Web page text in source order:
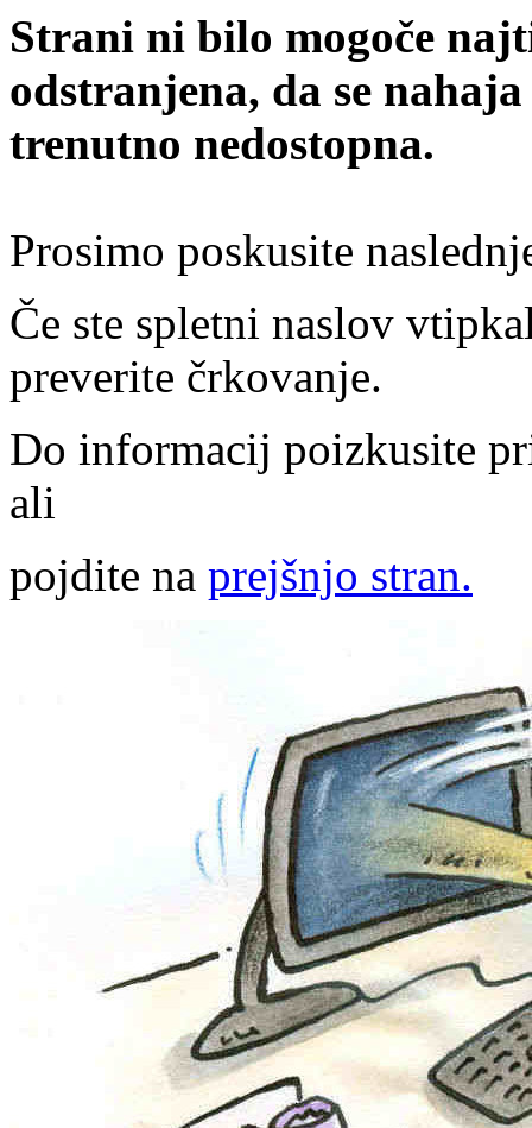
Strani ni bilo mogoče
odstranjena, da se
trenutno nedostopna.
Prosimo poskusite
Če ste spletni naslov
preverite črkovanje.
Do informacij poizkusite
ali
pojdite na prejšnjo stran.